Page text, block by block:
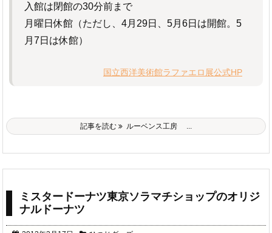
入館は閉館の30分前まで
月曜日休館（ただし、4月29日、5月6日は開館。5
月7日は休館）
国立西洋美術館ラファエロ展公式HP
記事を読む ルーベンス工房 ...
ミスタードーナツ東京ソラマチショップのオリジ
ナルドーナツ